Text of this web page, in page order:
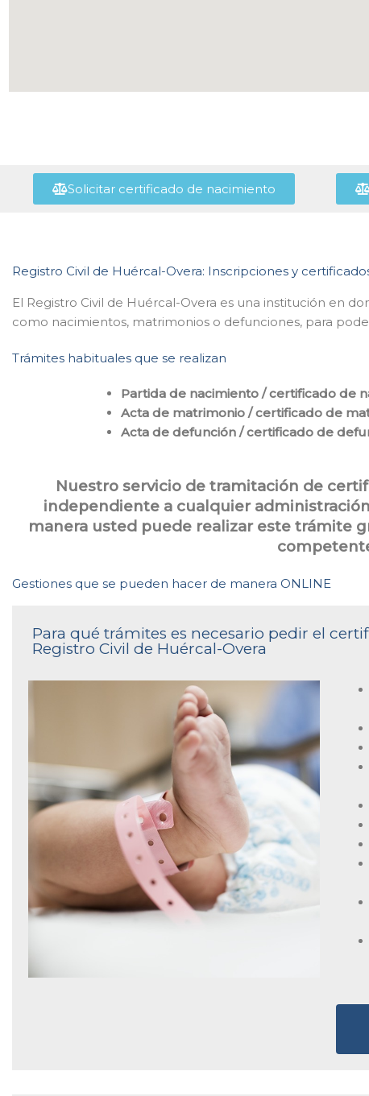
Solicitar certificado de nacimiento
Registro Civil de Huércal-Overa: Inscripciones y
El Registro Civil de Huércal-Overa es una institución en
como nacimientos, matrimonios o defunciones, para
Trámites habituales que se realizan
Partida de nacimiento / certificado de
Acta de matrimonio / certificado de
Acta de defunción / certificado de
Nuestro servicio de tramitación de
independiente a cualquier
manera usted puede realizar este trámite
Gestiones que se pueden hacer de manera ONLINE
Para qué trámites es necesario pedir el
Registro Civil de Huércal-Overa